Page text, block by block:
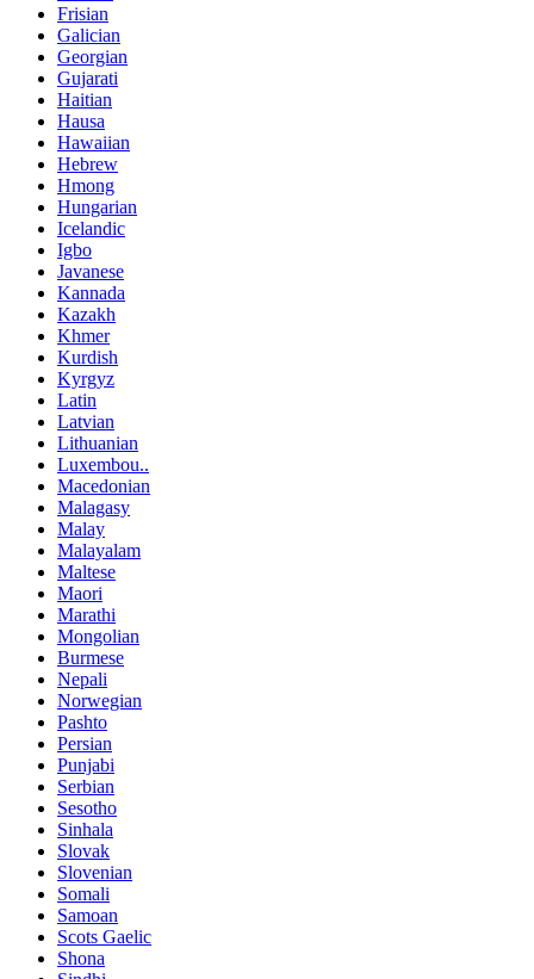
Frisian
Galician
Georgian
Gujarati
Haitian
Hausa
Hawaiian
Hebrew
Hmong
Hungarian
Icelandic
Igbo
Javanese
Kannada
Kazakh
Khmer
Kurdish
Kyrgyz
Latin
Latvian
Lithuanian
Luxembou..
Macedonian
Malagasy
Malay
Malayalam
Maltese
Maori
Marathi
Mongolian
Burmese
Nepali
Norwegian
Pashto
Persian
Punjabi
Serbian
Sesotho
Sinhala
Slovak
Slovenian
Somali
Samoan
Scots Gaelic
Shona